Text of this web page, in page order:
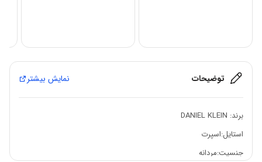
توضیحات نمایش بیشتر
برند: DANIEL KLEIN
استایل:اسپرت
جنسیت:مردانه